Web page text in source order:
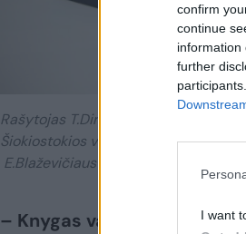
confirm
continue
information
further
I want
Rašytojas T.Dirgėla Vilniaus knygų
Šiokiostokios vaikus“.
E.Blaževičiaus / LRT nuotr.
– Knygas vaikams rašote